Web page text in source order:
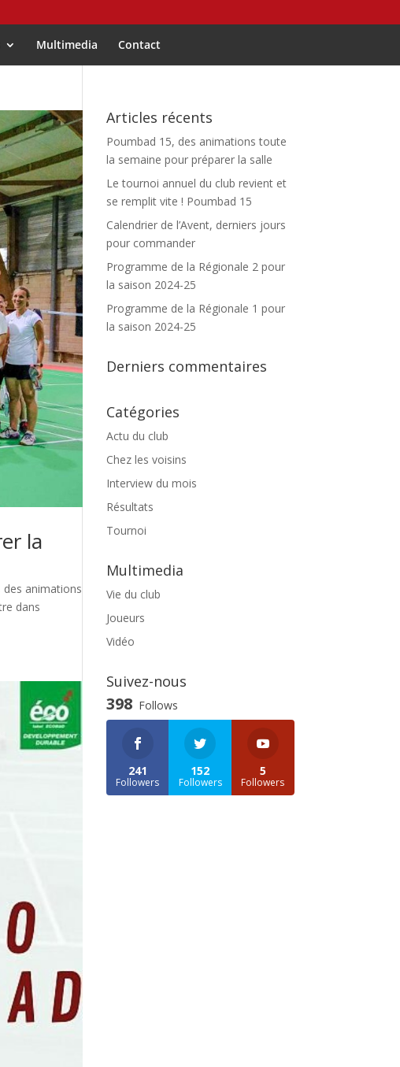
Multimedia Contact
la
animations
dans
Articles récents
Poumbad 15, des animations toute
la semaine pour préparer la salle
Le tournoi annuel du club revient et
se remplit vite ! Poumbad 15
Calendrier de l’Avent, derniers jours
pour commander
Programme de la Régionale 2 pour
la saison 2024-25
Programme de la Régionale 1 pour
la saison 2024-25
Derniers commentaires
Catégories
Actu du club
Chez les voisins
Interview du mois
Résultats
Tournoi
Multimedia
Vie du club
Joueurs
Vidéo
Suivez-nous
398 Follows
241
Followers
152
Followers
5
Followers